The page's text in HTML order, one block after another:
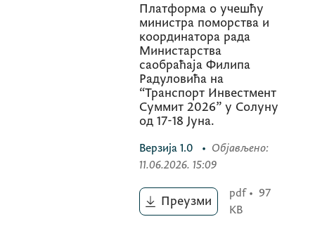
Платформа о учешћу
министра поморства и
координатора рада
Министарства
саобраћаја Филипа
Радуловића на
“Транспорт Инвестмент
Суммит 2026” у Солуну
од 17-18 Јуна.
Верзија 1.0 • Објављено:
11.06.2026. 15:09
Преузми
pdf • 97
KB